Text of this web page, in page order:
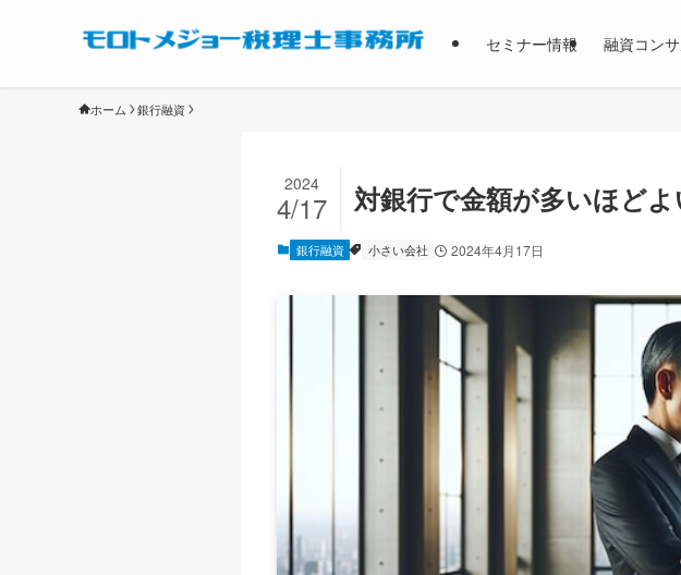
セミナー情報 融資コン
ホーム 銀行融資
対銀行で金額が多いほどよ
2024
4/17
銀行融資 小さい会社 2024年4月17日